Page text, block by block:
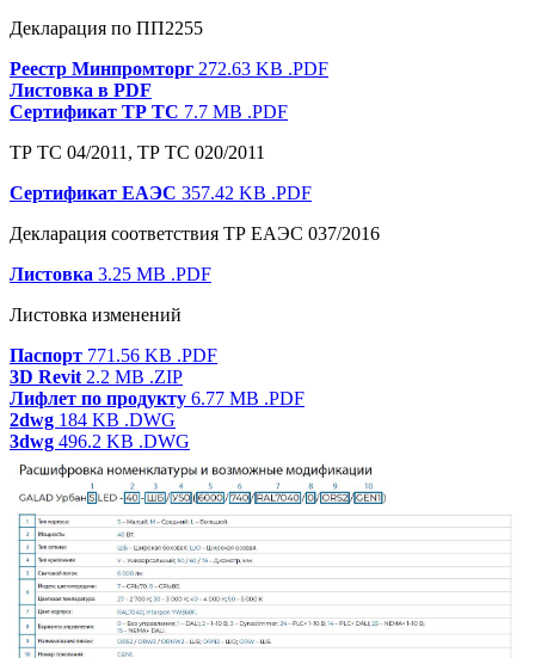
Декларация по ПП2255
Реестр Минпромторг 272.63 KB .PDF
Листовка в PDF
Сертификат ТР ТС 7.7 MB .PDF
ТР ТС 04/2011, ТР ТС 020/2011
Сертификат ЕАЭС 357.42 KB .PDF
Декларация соответствия ТР ЕАЭС 037/2016
Листовка 3.25 MB .PDF
Листовка изменений
Паспорт 771.56 KB .PDF
3D Revit 2.2 MB .ZIP
Лифлет по продукту 6.77 MB .PDF
2dwg 184 KB .DWG
3dwg 496.2 KB .DWG